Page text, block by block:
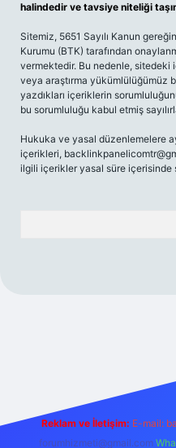
halindedir ve tavsiye niteliği
Sitemiz, 5651 Sayılı Kanun
Kurumu (BTK) tarafından
vermektedir. Bu nedenle,
veya araştırma yükümlülüğümüz
yazdıkları içeriklerin
bu sorumluluğu kabul etmiş
Hukuka ve yasal düzenlemelere
içerikleri,
ilgili içerikler yasal süre içerisinde
Reklam ve İletişim: E-mail:
forumhizmeti@gmail.com